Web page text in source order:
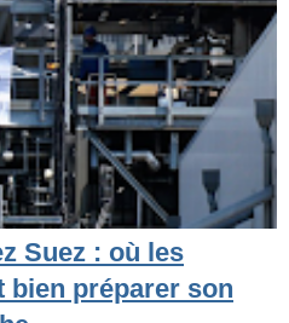
Suez : où les
bien préparer son